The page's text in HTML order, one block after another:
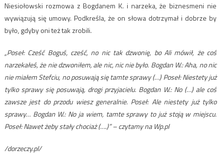
Niesiołowski rozmowa z Bogdanem K. i narzeka, że biznesmeni nie
wywiązują się umowy. Podkreśla, że on słowa dotrzymał i dobrze by
było, gdyby oni też tak zrobili.
„Poseł: Cześć Boguś, cześć, no nic tak dzwonię, bo Ali mówił, że coś
narzekałeś, że nie dzwoniłem, ale nic, nic nie było. Bogdan W.: Aha, no nic
nie miałem Stefciu, no posuwają się tamte sprawy (…) Poseł: Niestety już
tylko sprawy się posuwają, drogi przyjacielu. Bogdan W.: No (…) ale coś
zawsze jest do przodu wiesz generalnie. Poseł: Ale niestety już tylko
sprawy… Bogdan W.: No ja wiem, tamte sprawy to już stoją w miejscu.
Poseł: Nawet żeby stały chociaż (….)” – czytamy na Wp.pl
/dorzeczy.pl/